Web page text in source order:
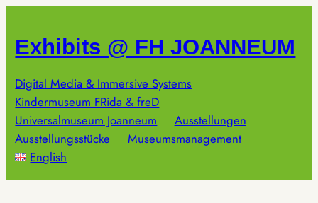
springen
Exhibits @ FH JOANNEUM
Digital Media & Immersive Systems
Kindermuseum FRida & freD
Universalmuseum Joanneum
Ausstellungen
Ausstellungsstücke
Museumsmanagement
English